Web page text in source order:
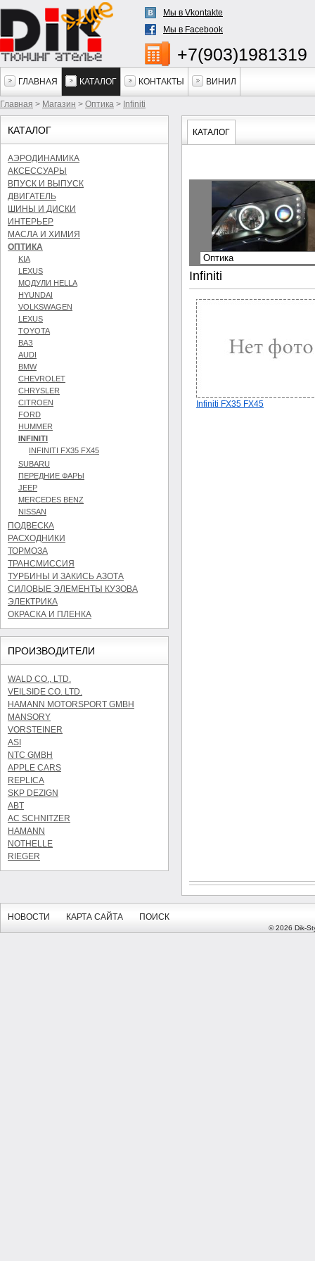
Мы в Vkontakte
Мы в Facebook
+7(903)1981319
ГЛАВНАЯ КАТАЛОГ КОНТАКТЫ ВИНИЛ
Главная > Магазин > Оптика > Infiniti
КАТАЛОГ
АЭРОДИНАМИКА
АКСЕССУАРЫ
ВПУСК И ВЫПУСК
ДВИГАТЕЛЬ
ШИНЫ И ДИСКИ
ИНТЕРЬЕР
МАСЛА И ХИМИЯ
ОПТИКА
KIA
LEXUS
МОДУЛИ HELLA
HYUNDAI
VOLKSWAGEN
LEXUS
TOYOTA
ВАЗ
AUDI
BMW
CHEVROLET
CHRYSLER
CITROEN
FORD
HUMMER
INFINITI
INFINITI FX35 FX45
SUBARU
ПЕРЕДНИЕ ФАРЫ
JEEP
MERCEDES BENZ
NISSAN
ПОДВЕСКА
РАСХОДНИКИ
ТОРМОЗА
ТРАНСМИССИЯ
ТУРБИНЫ И ЗАКИСЬ АЗОТА
СИЛОВЫЕ ЭЛЕМЕНТЫ КУЗОВА
ЭЛЕКТРИКА
ОКРАСКА И ПЛЕНКА
ПРОИЗВОДИТЕЛИ
WALD CO., LTD.
VEILSIDE CO. LTD.
HAMANN MOTORSPORT GMBH
MANSORY
VORSTEINER
ASI
NTC GMBH
APPLE CARS
REPLICA
SKP DEZIGN
ABT
AC SCHNITZER
HAMANN
NOTHELLE
RIEGER
КАТАЛОГ
Infiniti
Infiniti FX35 FX45
НОВОСТИ КАРТА САЙТА ПОИСК
© 2026 Dik-